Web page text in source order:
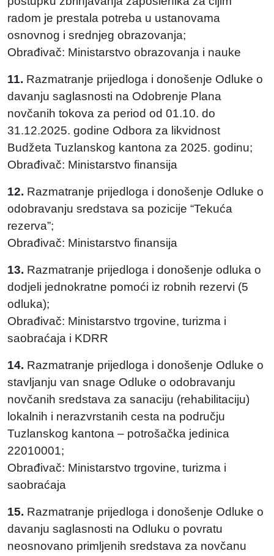
radom je prestala potreba u ustanovama
osnovnog i srednjeg obrazovanja;
Obrađivač: Ministarstvo obrazovanja i nauke
11. Razmatranje prijedloga i donošenje Odluke o
davanju saglasnosti na Odobrenje Plana
novčanih tokova za period od 01.10. do
31.12.2025. godine Odbora za likvidnost
Budžeta Tuzlanskog kantona za 2025. godinu;
Obrađivač: Ministarstvo finansija
12. Razmatranje prijedloga i donošenje Odluke o
odobravanju sredstava sa pozicije “Tekuća
rezerva”;
Obrađivač: Ministarstvo finansija
13. Razmatranje prijedloga i donošenje odluka o
dodjeli jednokratne pomoći iz robnih rezervi (5
odluka);
Obrađivač: Ministarstvo trgovine, turizma i
saobraćaja i KDRR
14. Razmatranje prijedloga i donošenje Odluke o
stavljanju van snage Odluke o odobravanju
novčanih sredstava za sanaciju (rehabilitaciju)
lokalnih i nerazvrstanih cesta na području
Tuzlanskog kantona – potrošačka jedinica
22010001;
Obrađivač: Ministarstvo trgovine, turizma i
saobraćaja
15. Razmatranje prijedloga i donošenje Odluke o
davanju saglasnosti na Odluku o povratu
neosnovano primljenih sredstava za novčanu